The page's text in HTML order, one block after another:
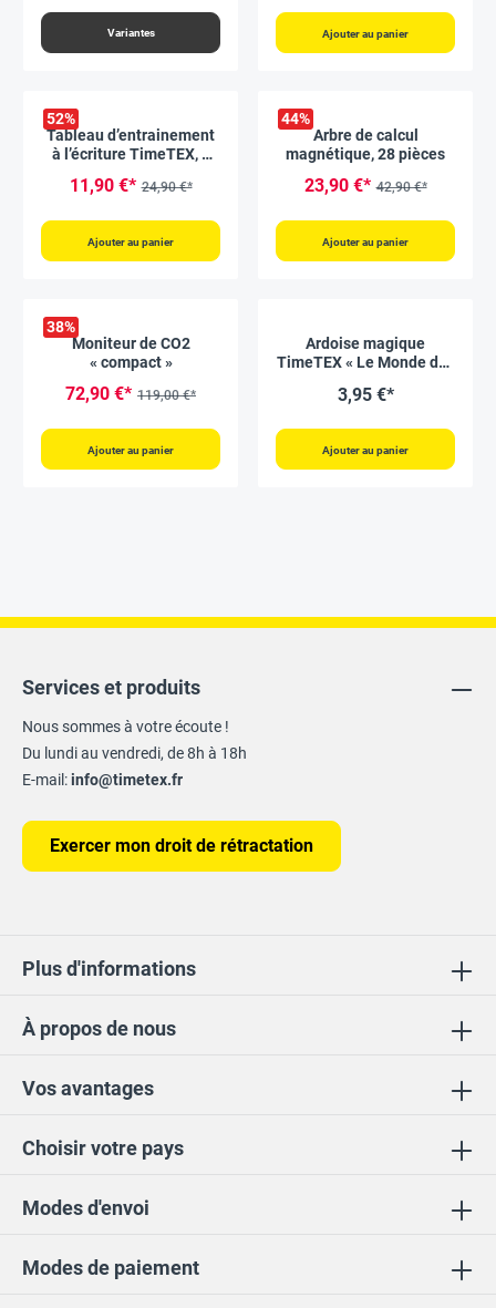
Variantes Ajouter au panier
52%
Tableau d’entrainement
à l’écriture TimeTEX, 2
magnétique, 2 pièces
11,90 €* 24,90 €*
Ajouter au panier
44%
Arbre de calcul
magnétique, 28 pièces
23,90 €* 42,90 €*
Ajouter au panier
38%
Moniteur de CO2
« compact »
72,90 €* 119,00 €*
Ajouter au panier
Ardoise magique
TimeTEX « Le Monde des
3,95 €*
Ajouter au panier
Vos avantages
Choisir votre pays
À propos de nous
Services et produits
Nous sommes à votre écoute !
Du lundi au vendredi, de 8h à 18h
E-mail:info@timetex.fr
Exercer mon droit de rétractation
Plus d'informations
Modes de paiement
Modes d'envoi